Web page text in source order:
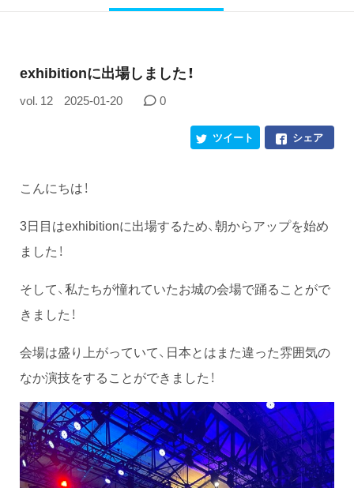
exhibitionに出場しました！
vol. 12 2025-01-20 0
シェア
ツイート
こんにちは！
3日目はexhibitionに出場するため、朝からアップを始め
ました！
そして、私たちが憧れていたお城の会場で踊ることがで
きました！
会場は盛り上がっていて、日本とはまた違った雰囲気の
なか演技をすることができました！